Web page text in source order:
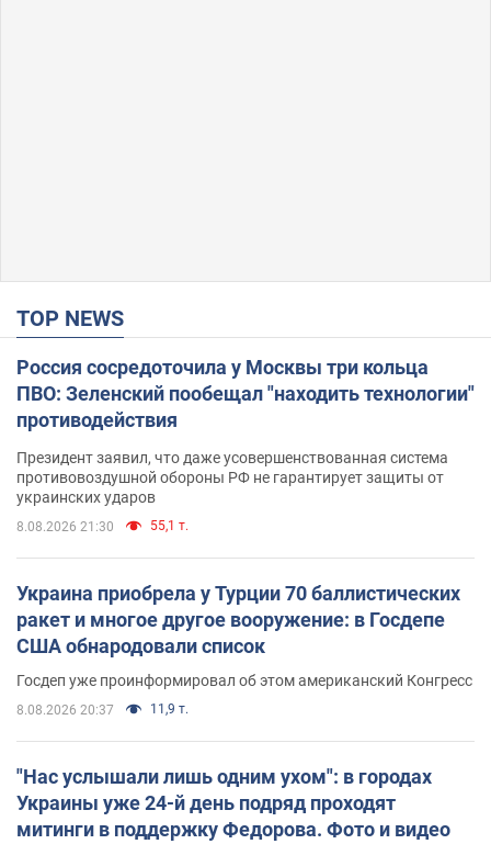
TOP NEWS
Россия сосредоточила у Москвы три кольца
ПВО: Зеленский пообещал "находить технологии"
противодействия
Президент заявил, что даже усовершенствованная система
противовоздушной обороны РФ не гарантирует защиты от
украинских ударов
8.08.2026 21:30 55,1 т.
Украина приобрела у Турции 70 баллистических
ракет и многое другое вооружение: в Госдепе
США обнародовали список
Госдеп уже проинформировал об этом американский Конгресс
8.08.2026 20:37 11,9 т.
"Нас услышали лишь одним ухом": в городах
Украины уже 24-й день подряд проходят
митинги в поддержку Федорова. Фото и видео